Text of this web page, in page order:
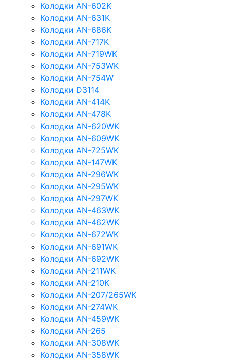
Колодки AN-602K
Колодки AN-631K
Колодки AN-686K
Колодки AN-717K
Колодки AN-719WK
Колодки AN-753WK
Колодки AN-754W
Колодки D3114
Колодки AN-414K
Колодки AN-478K
Колодки AN-620WK
Колодки AN-609WK
Колодки AN-725WK
Колодки AN-147WK
Колодки AN-296WK
Колодки AN-295WK
Колодки AN-297WK
Колодки AN-463WK
Колодки AN-462WK
Колодки AN-672WK
Колодки AN-691WK
Колодки AN-692WK
Колодки AN-211WK
Колодки AN-210K
Колодки AN-207/265WK
Колодки AN-274WK
Колодки AN-459WK
Колодки AN-265
Колодки AN-308WK
Колодки AN-358WK